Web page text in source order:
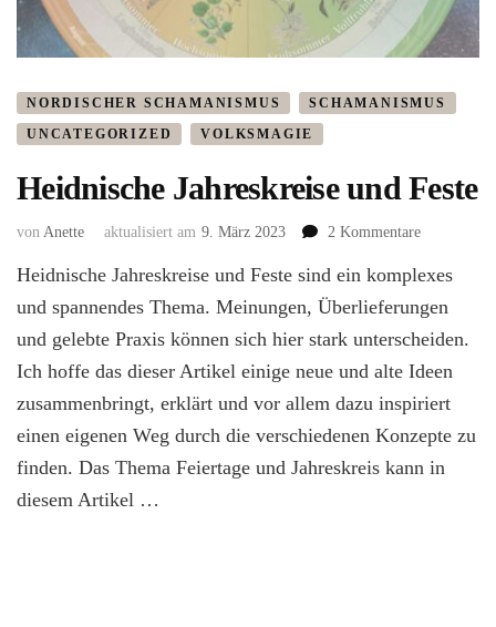
NORDISCHER SCHAMANISMUS SCHAMANISMUS
UNCATEGORIZED VOLKSMAGIE
Heidnische Jahreskreise und Feste
von Anette aktualisiert am 9. März 2023 2 Kommentarezu
Jahreskreise
und
Heidnische Jahreskreise und Feste sind ein komplexes
und spannendes Thema. Meinungen, Überlieferungen
und gelebte Praxis können sich hier stark unterscheiden.
Ich hoffe das dieser Artikel einige neue und alte Ideen
zusammenbringt, erklärt und vor allem dazu inspiriert
einen eigenen Weg durch die verschiedenen Konzepte zu
finden. Das Thema Feiertage und Jahreskreis kann in
diesem Artikel …